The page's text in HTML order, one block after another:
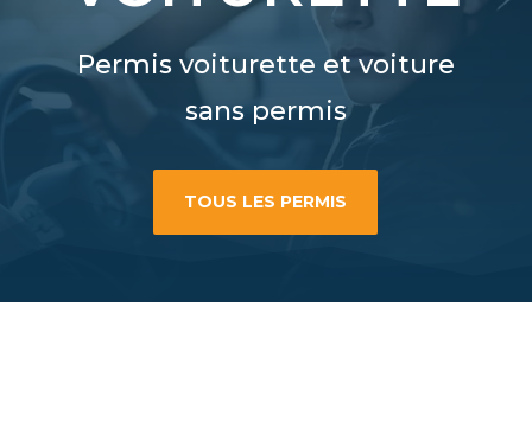
Permis voiturette et voiture
sans permis
TOUS LES PERMIS